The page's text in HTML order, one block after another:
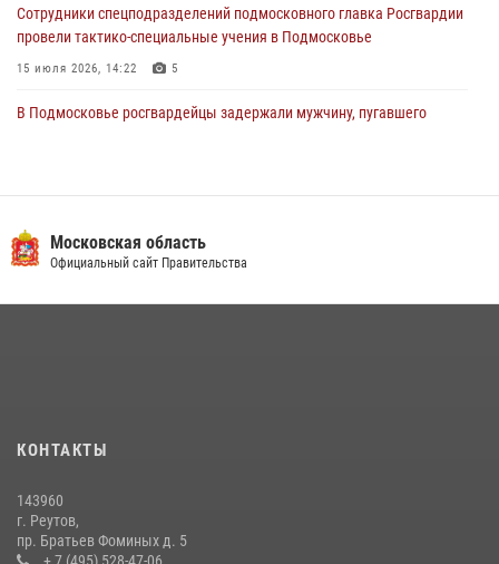
Сотрудники спецподразделений подмосковного главка Росгвардии
провели тактико-специальные учения в Подмосковье
15 июля 2026, 14:22 5
В Подмосковье росгвардейцы задержали мужчину, пугавшего
федеральном розыске (видео)
22 июля 2026, 14:15 1
18 июля 2026, 07:03
сотрудников спецподразделений в преодолении полосы
препятствий со стрельбой
Московская область
Официальный сайт Правительства
КОНТАКТЫ
143960
г. Реутов,
пр. Братьев Фоминых д. 5
+ 7 (495) 528-47-06